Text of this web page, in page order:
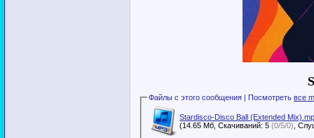
Файлы с этого сообщения | Посмотретьвсе
Stardisco-Disco Ball (Extended
(14.65 Мб, Скачиваний: 5(0/5/0)